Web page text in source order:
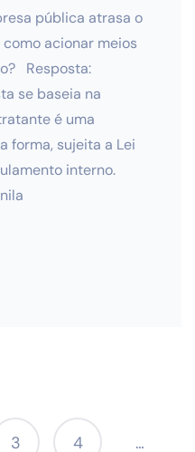
pública atrasa o
acionar meios
Resposta:
se baseia na
é uma
forma, sujeita a Lei
interno.
3 4 …